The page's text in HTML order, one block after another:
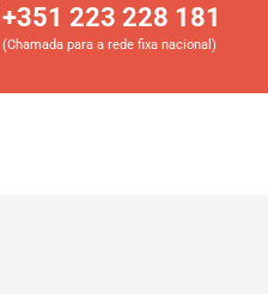
+351 223 228 181
(Chamada para a rede fixa nacional)